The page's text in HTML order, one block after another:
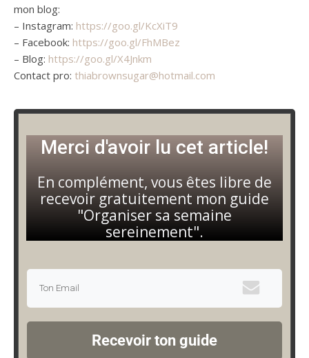
mon blog:
– Instagram: https://goo.gl/KcXiT9
– Facebook: https://goo.gl/FhMBez
– Blog: https://goo.gl/X4Jnkm
Contact pro: thiabrownsugar@hotmail.com
Merci d'avoir lu cet article!
En complément, vous êtes libre de
recevoir gratuitement mon guide
"Organiser sa semaine
sereinement".
Recevoir ton guide